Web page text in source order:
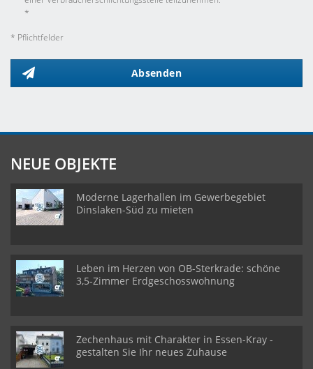
*
* Pflichtfelder
Absenden
NEUE OBJEKTE
Moderne Lagerhallen im Gewerbegebiet
Dinslaken-Süd zu mieten
Leben im Herzen von OB-Sterkrade: schöne
3,5-Zimmer Erdgeschosswohnung
Zechenhaus mit Charakter in Essen-Kray -
gestalten Sie Ihr neues Zuhause